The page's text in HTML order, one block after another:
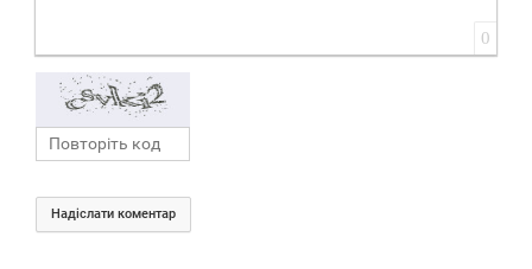
0
Надіслати коментар